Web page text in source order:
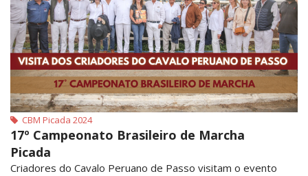
CBM Picada 2024
17º Campeonato Brasileiro de Marcha
Picada
Criadores do Cavalo Peruano de Passo visitam o evento